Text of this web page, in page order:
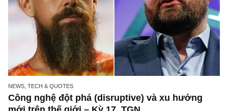
Chuyện ngắn: “Sao thế hả, Warren?” – bài
chế nhạo ngài Buffett năm 1999 đã không
đủ lâu (cười)